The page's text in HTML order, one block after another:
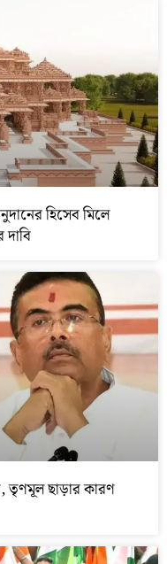
হিসেব মিলে
তৃণমূল ছাড়ার কারণ